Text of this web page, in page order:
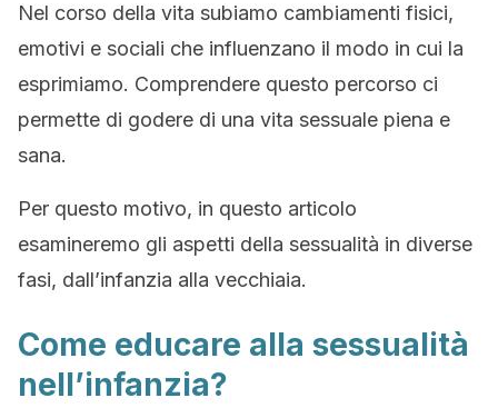
Nel corso della vita subiamo cambiamenti fisici,
emotivi e sociali che influenzano il modo in cui la
esprimiamo. Comprendere questo percorso ci
permette di godere di una vita sessuale piena e
sana.
Per questo motivo, in questo articolo
esamineremo gli aspetti della sessualità in diverse
fasi, dall’infanzia alla vecchiaia.
Come educare alla sessualità
nell’infanzia?